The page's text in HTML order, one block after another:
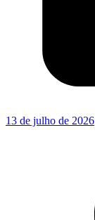
13 de julho de 2026